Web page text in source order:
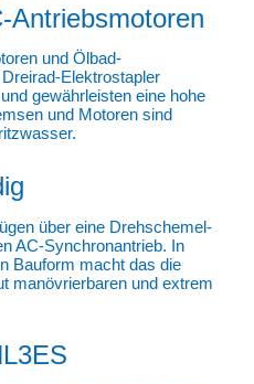
Antriebsmotoren
und Ölbad-
Elektrostapler
gewährleisten eine hohe
und Motoren sind
über eine Drehschemel-
AC-Synchronantrieb. In
Bauform macht das die
manövrierbaren und extrem